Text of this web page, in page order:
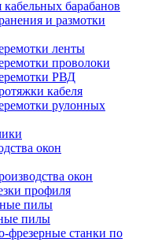
барабанов
и размотки
ленты
проволоки
РВД
кабеля
рулонных
окон
окон
профиля
пилы
пилы
фрезерные станки по